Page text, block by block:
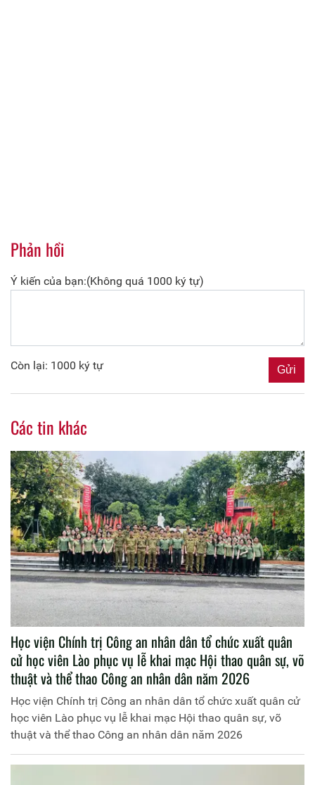
Phản hồi
Ý kiến của bạn:(Không quá 1000 ký tự)
Còn lại: 1000 ký tự
Các tin khác
Học viện Chính trị Công an nhân dân tổ chức xuất quân
cử học viên Lào phục vụ lễ khai mạc Hội thao quân sự, võ
thuật và thể thao Công an nhân dân năm 2026
Học viện Chính trị Công an nhân dân tổ chức xuất quân cử
học viên Lào phục vụ lễ khai mạc Hội thao quân sự, võ
thuật và thể thao Công an nhân dân năm 2026